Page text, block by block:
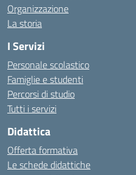
Organizzazione
La storia
I Servizi
Personale scolastico
Famiglie e studenti
Percorsi di studio
Tutti i servizi
Didattica
Offerta formativa
Le schede didattiche